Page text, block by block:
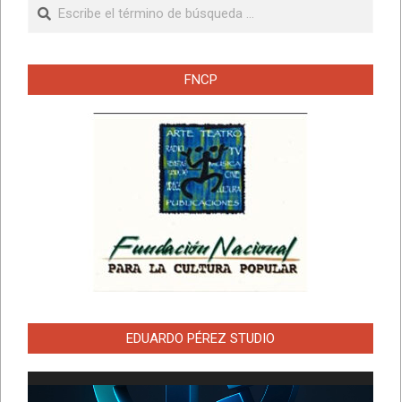
Buscar
FNCP
EDUARDO PÉREZ STUDIO
Reproductor